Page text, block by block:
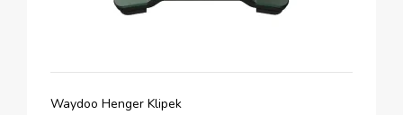
Waydoo Henger Klipek